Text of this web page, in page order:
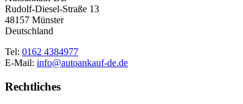
Rudolf-Diesel-Straße 13
48157 Münster
Deutschland
Tel: 0162 4384977
E-Mail: info@autoankauf-de.de
Rechtliches